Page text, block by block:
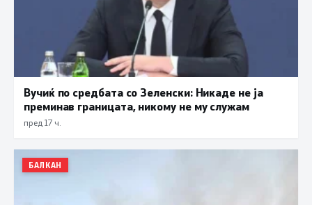
Вучиќ по средбата со Зеленски: Никаде не ја
преминав границата, никому не му служам
пред 17 ч.
БАЛКАН